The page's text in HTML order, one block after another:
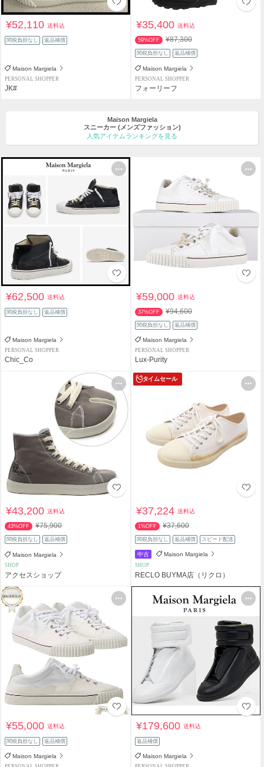
¥52,110送料込
関税負担なし 返品補償
Maison Margiela
PERSONAL SHOPPER
JK#
¥35,400送料込
59%OFF ¥87,300
関税負担なし 返品補償
Maison Margiela
PERSONAL SHOPPER
フォーリーフ
Maison Margiela
スニーカー (メンズファッション)
人気アイテムランキングを見る
¥62,500送料込
関税負担なし 返品補償
Maison Margiela
PERSONAL SHOPPER
Chic_Co
¥59,000送料込
37%OFF ¥94,600
関税負担なし 返品補償
Maison Margiela
PERSONAL SHOPPER
Lux-Purity
¥43,200送料込
43%OFF ¥75,900
関税負担なし 返品補償
Maison Margiela
SHOP
アクセスショップ
タイムセール
¥37,224送料込
1%OFF ¥37,600
関税負担なし 返品補償 スピード配送
中古 Maison Margiela
SHOP
RECLO BUYMA店（リクロ）
¥55,000送料込
関税負担なし 返品補償
Maison Margiela
¥179,600送料込
返品補償
Maison Margiela